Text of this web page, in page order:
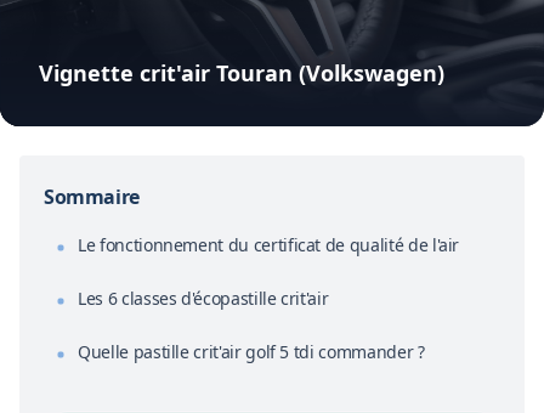
Vignette crit'air Touran (Volkswagen)
Sommaire
Le fonctionnement du certificat de qualité de l'air
Les 6 classes d'écopastille crit'air
Quelle pastille crit'air golf 5 tdi commander ?